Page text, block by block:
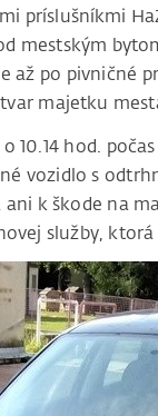
príslušníkmi
mestským
až po pivničné
majetku
10.14 hod.
vozidlo s
k škode na
služby,